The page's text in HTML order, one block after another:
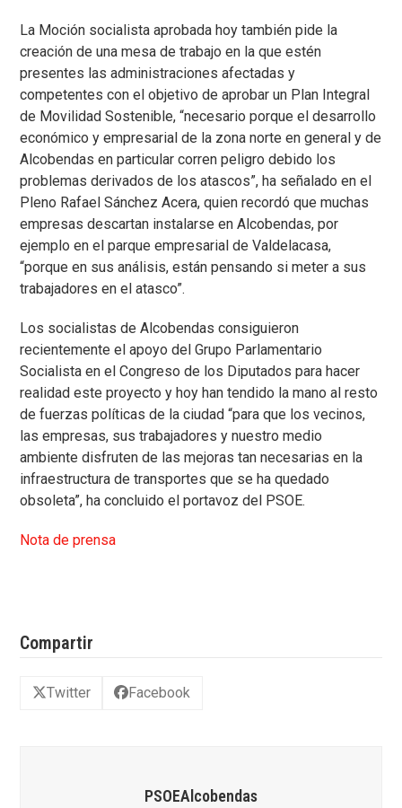
La Moción socialista aprobada hoy también pide la
creación de una mesa de trabajo en la que estén
presentes las administraciones afectadas y
competentes con el objetivo de aprobar un Plan Integral
de Movilidad Sostenible, “necesario porque el desarrollo
económico y empresarial de la zona norte en general y de
Alcobendas en particular corren peligro debido los
problemas derivados de los atascos”, ha señalado en el
Pleno Rafael Sánchez Acera, quien recordó que muchas
empresas descartan instalarse en Alcobendas, por
ejemplo en el parque empresarial de Valdelacasa,
“porque en sus análisis, están pensando si meter a sus
trabajadores en el atasco”.
Los socialistas de Alcobendas consiguieron
recientemente el apoyo del Grupo Parlamentario
Socialista en el Congreso de los Diputados para hacer
realidad este proyecto y hoy han tendido la mano al resto
de fuerzas políticas de la ciudad “para que los vecinos,
las empresas, sus trabajadores y nuestro medio
ambiente disfruten de las mejoras tan necesarias en la
infraestructura de transportes que se ha quedado
obsoleta”, ha concluido el portavoz del PSOE.
Nota de prensa
Compartir
Twitter Facebook
PSOEAlcobendas